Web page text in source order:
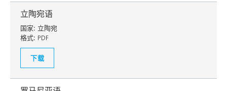
立陶宛语
国家: 立陶宛
格式: PDF
下载